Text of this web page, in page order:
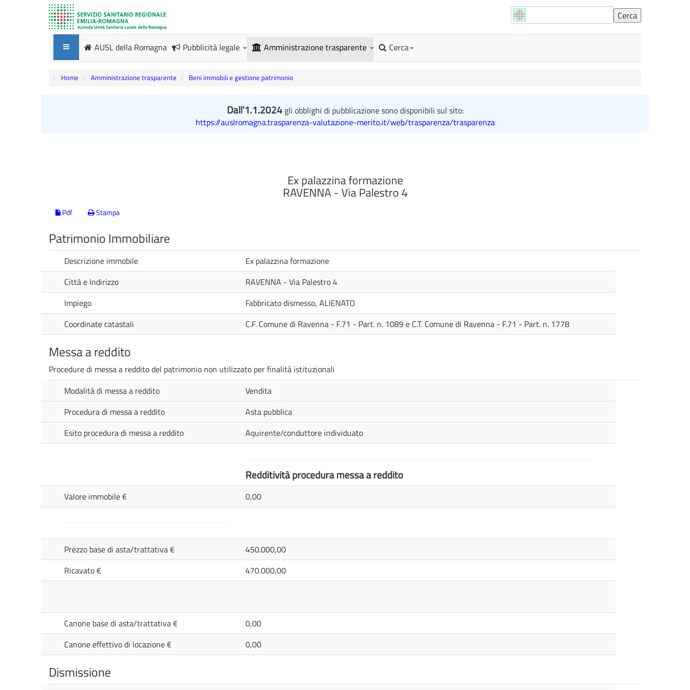
AUSL della Romagna Pubblicità legale Amministrazione trasparente Cerca
Home Amministrazione trasparente Beni immobili e gestione patrimonio
Dall’1.1.2024gli obblighi di pubblicazione sono disponibili sul sito:
https://auslromagna.trasparenza-valutazione-merito.it/web/trasparenza/trasparenza
Ex palazzina formazione
RAVENNA - Via Palestro 4
Pdf Stampa
Patrimonio Immobiliare
Descrizione immobile
Ex palazzina formazione
Città e Indirizzo
RAVENNA - Via Palestro 4
Impiego
Fabbricato dismesso, ALIENATO
Coordinate catastali
C.F. Comune di Ravenna - F.71 - Part. n. 1089 e C.T. Comune di Ravenna - F.71 - Part. n. 1778
Messa a reddito
Procedure di messa a reddito del patrimonio non utilizzato per finalità istituzionali
Modalità di messa a reddito
Vendita
Procedura di messa a reddito
Asta pubblica
Esito procedura di messa a reddito
Aquirente/conduttore individuato
Redditività procedura messa a reddito
Valore immobile € 0,00
Prezzo base di asta/trattativa €
450.000,00
Ricavato €
470.000,00
Canone base di asta/trattativa €
0,00
Canone effettivo di locazione €
0,00
Dismissione